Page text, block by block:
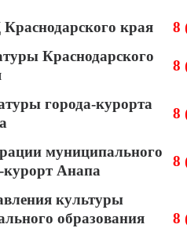
края
8
Краснодарского
8
города-курорта
8
муниципального
курорт Анапа
8
культуры
образования
8